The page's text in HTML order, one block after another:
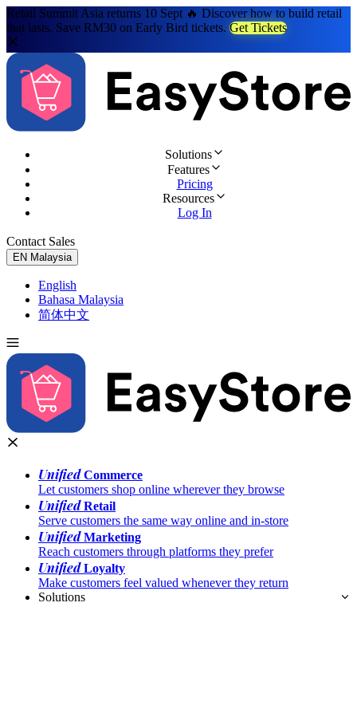
Retail Summit Asia returns 10 Sept 🔥 Discover how to build retail
that lasts. Save RM30 on Early Bird tickets. Get Tickets
Solutions
Features
Pricing
Resources
Log In
Contact Sales
EN Malaysia
English
Bahasa Malaysia
简体中文
UnifiedCommerce
Let customers shop online wherever they browse
UnifiedRetail
Serve customers the same way online and in-store
UnifiedMarketing
Reach customers through platforms they prefer
UnifiedLoyalty
Make customers feel valued whenever they return
Solutions